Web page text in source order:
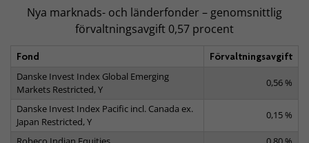
Nya marknads- och länderfonder – genomsnittlig
förvaltningsavgift 0,57 procent
Fond
Förvaltningsavgift
Danske Invest Index Global Emerging
Markets Restricted, Y
0,56 %
Danske Invest Index Pacific incl. Canada ex.
Japan Restricted, Y
0,15 %